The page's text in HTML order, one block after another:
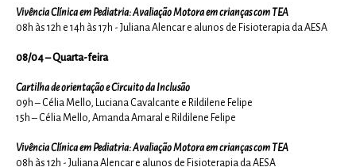
Vivência Clínica em Pediatria: Avaliação Motora em crianças com TEA
08h às 12h e 14h às 17h - Juliana Alencar e alunos de Fisioterapia da AESA
08/04 – Quarta-feira
Cartilha de orientação e Circuito da Inclusão
09h – Célia Mello, Luciana Cavalcante e Rildilene Felipe
15h – Célia Mello, Amanda Amaral e Rildilene Felipe
Vivência Clínica em Pediatria: Avaliação Motora em crianças com TEA
08h às 12h - Juliana Alencar e alunos de Fisioterapia da AESA